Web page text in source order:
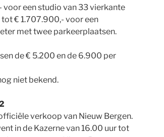
voor een studio van 33 vierkante
€ 1.707.900,- voor een
met twee parkeerplaatsen.
de € 5.200 en de 6.900 per
niet bekend.
verkoop van Nieuw Bergen.
in de Kazerne van 16.00 uur tot